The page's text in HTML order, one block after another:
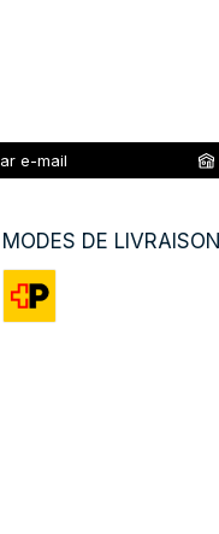
e-mail
MODES DE LIVRAISON